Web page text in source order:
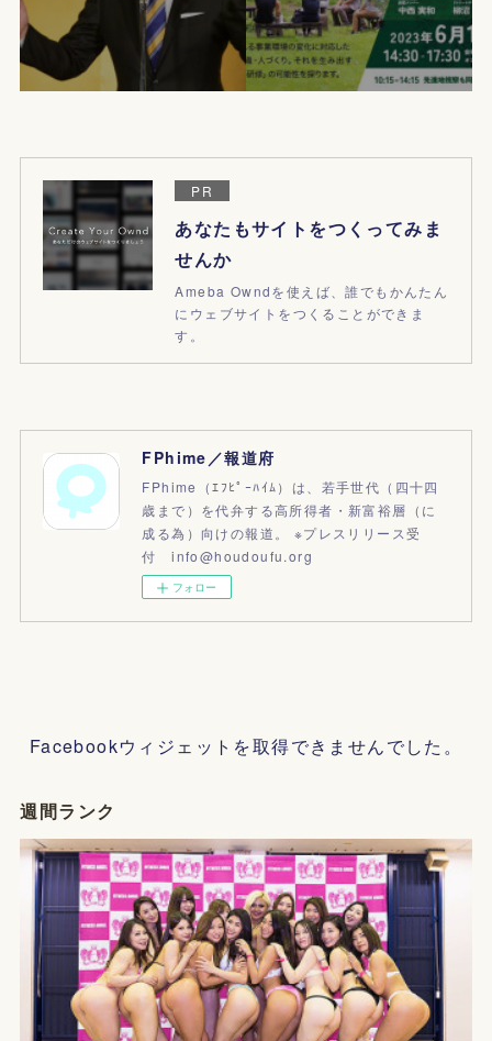
PR
あなたもサイトをつくってみま
せんか
Ameba Owndを使えば、誰でもかんたん
にウェブサイトをつくることができま
す。
FPhime／報道府
FPhime（ｴﾌﾋﾟｰﾊｲﾑ）は、若手世代（四十四
歳まで）を代弁する高所得者・新富裕層（に
成る為）向けの報道。 ※プレスリリース受
付 info@houdoufu.org
フォロー
Facebookウィジェットを取得できませんでした。
週間ランク